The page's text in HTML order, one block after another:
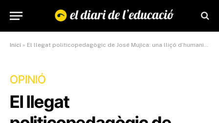
Inici » El llegat politicopedagògic de José Mujica: una lliçó d’humanitat, compromís social i pedagogia
OPINIÓ
El llegat